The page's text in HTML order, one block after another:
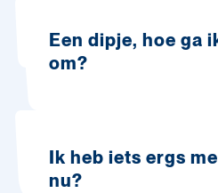
Een dipje, hoe ga
om?
Ik heb iets ergs
nu?